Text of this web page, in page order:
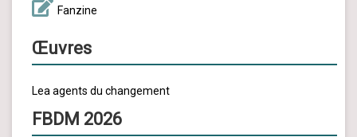
Fanzine
Œuvres
Lea agents du changement
FBDM 2026